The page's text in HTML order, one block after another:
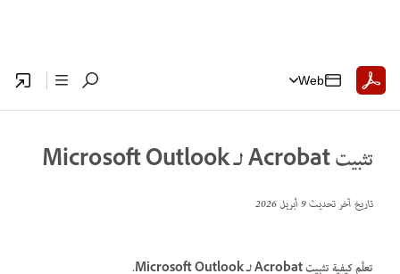
Web
تثبيت Acrobat لـ Microsoft Outlook
تاريخ آخر تحديث9 أبريل 2026
تعلَّم كيفية تثبيت Acrobat لـ Microsoft Outlook.